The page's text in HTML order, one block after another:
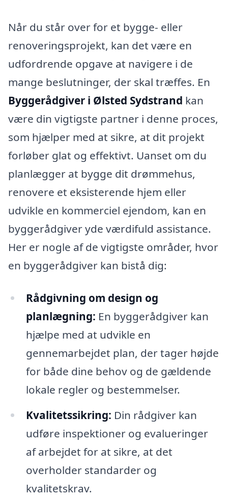
Når du står over for et bygge- eller
renoveringsprojekt, kan det være en
udfordrende opgave at navigere i de
mange beslutninger, der skal træffes. En
Byggerådgiver i Ølsted Sydstrand kan
være din vigtigste partner i denne proces,
som hjælper med at sikre, at dit projekt
forløber glat og effektivt. Uanset om du
planlægger at bygge dit drømmehus,
renovere et eksisterende hjem eller
udvikle en kommerciel ejendom, kan en
byggerådgiver yde værdifuld assistance.
Her er nogle af de vigtigste områder, hvor
en byggerådgiver kan bistå dig:
Rådgivning om design og
planlægning: En byggerådgiver kan
hjælpe med at udvikle en
gennemarbejdet plan, der tager højde
for både dine behov og de gældende
lokale regler og bestemmelser.
Kvalitetssikring: Din rådgiver kan
udføre inspektioner og evalueringer
af arbejdet for at sikre, at det
overholder standarder og
kvalitetskrav.